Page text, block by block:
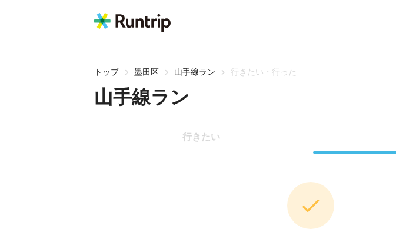
トップ 墨田区 山手線ラン 行きたい・行った
山手線ラン
行きたい